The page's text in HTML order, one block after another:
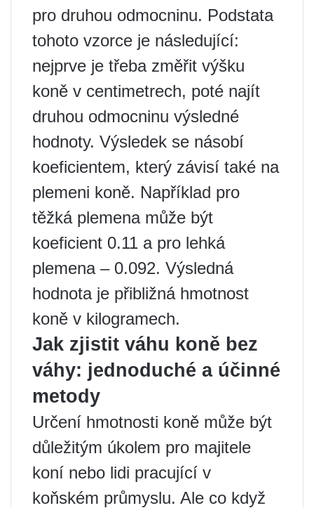
pro druhou odmocninu. Podstata
tohoto vzorce je následující:
nejprve je třeba změřit výšku
koně v centimetrech, poté najít
druhou odmocninu výsledné
hodnoty. Výsledek se násobí
koeficientem, který závisí také na
plemeni koně. Například pro
těžká plemena může být
koeficient 0.11 a pro lehká
plemena – 0.092. Výsledná
hodnota je přibližná hmotnost
koně v kilogramech.
Jak zjistit váhu koně bez
váhy: jednoduché a účinné
metody
Určení hmotnosti koně může být
důležitým úkolem pro majitele
koní nebo lidi pracující v
koňském průmyslu. Ale co když